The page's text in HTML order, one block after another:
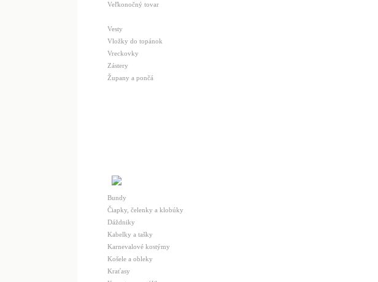
Veľkonočný tovar
Vesty
Vložky do topánok
Vreckovky
Zástery
Župany a pončá
Bundy
Čiapky, čelenky a klobúky
Dáždniky
Kabelky a tašky
Karnevalové kostýmy
Košele a obleky
Kraťasy